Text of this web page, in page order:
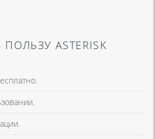
ASTERISK